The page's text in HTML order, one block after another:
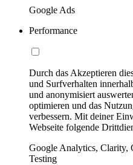
Google Ads
Performance
Durch das Akzeptieren
und Surfverhalten
und anonymisiert
optimieren und das
verbessern. Mit deiner
Webseite folgende
Google Analytics, Clarity,
Testing